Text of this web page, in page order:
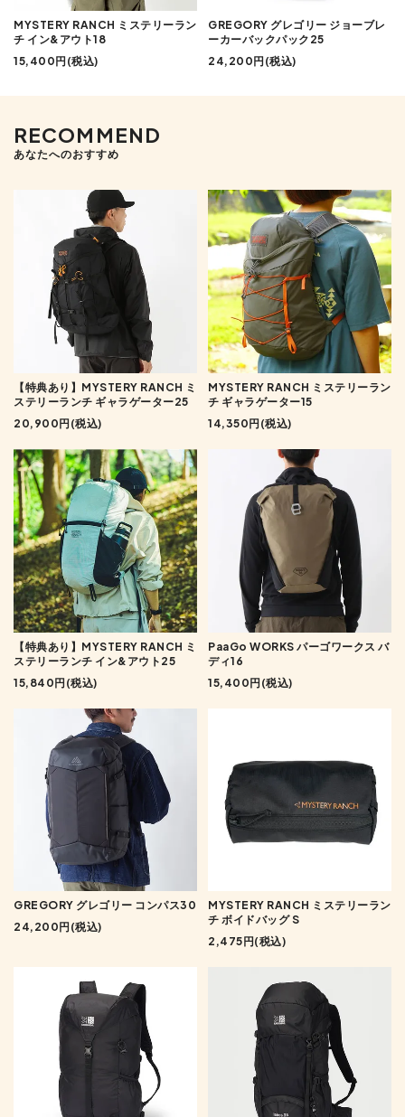
MYSTERY RANCH ミステリーラン
チ イン&アウト18
15,400円(税込)
GREGORY グレゴリー ジョーブレ
ーカーバックパック25
24,200円(税込)
RECOMMEND
あなたへのおすすめ
【特典あり】MYSTERY RANCH ミ
ステリーランチ ギャラゲーター25
20,900円(税込)
MYSTERY RANCH ミステリーラン
チ ギャラゲーター15
14,350円(税込)
【特典あり】MYSTERY RANCH ミ
ステリーランチ イン&アウト25
15,840円(税込)
PaaGo WORKS パーゴワークス バ
ディ16
15,400円(税込)
GREGORY グレゴリー コンパス30
24,200円(税込)
MYSTERY RANCH ミステリーラン
チ ボイドバッグ S
2,475円(税込)